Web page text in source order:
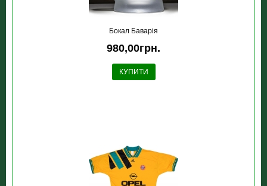
Бокал Баварія
980,00грн.
КУПИТИ